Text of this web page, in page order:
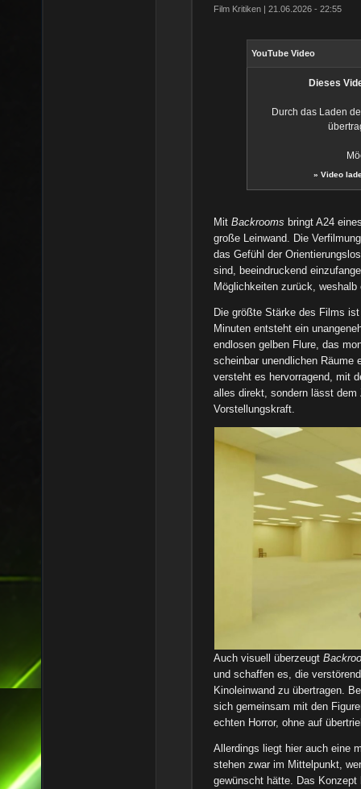
Film Kritiken | 21.06.2026 - 22:55
YouTube Video
Dieses
Durch das Laden
» Video
MitBackrooms bringt A24
große Leinwand. Die
das Gefühl der
sind, beeindruckend
Möglichkeiten zurück,
Die größte Stärke des Films
Minuten entsteht ein
endlosen gelben Flure, das
scheinbar unendlichen Räume
versteht es hervorragend, mit
alles direkt, sondern lässt dem
Vorstellungskraft.
Auch visuell überzeugt
und schaffen es, die
Kinoleinwand zu übertragen.
sich gemeinsam mit den
echten Horror, ohne auf
Allerdings liegt hier auch eine
stehen zwar im Mittelpunkt,
gewünscht hätte. Das